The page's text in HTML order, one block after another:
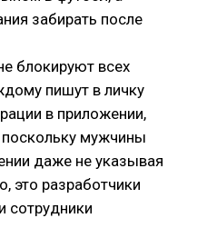
забирать после
блокируют всех
пишут в личку
в приложении,
поскольку мужчины
даже не указывая
это разработчики
сотрудники